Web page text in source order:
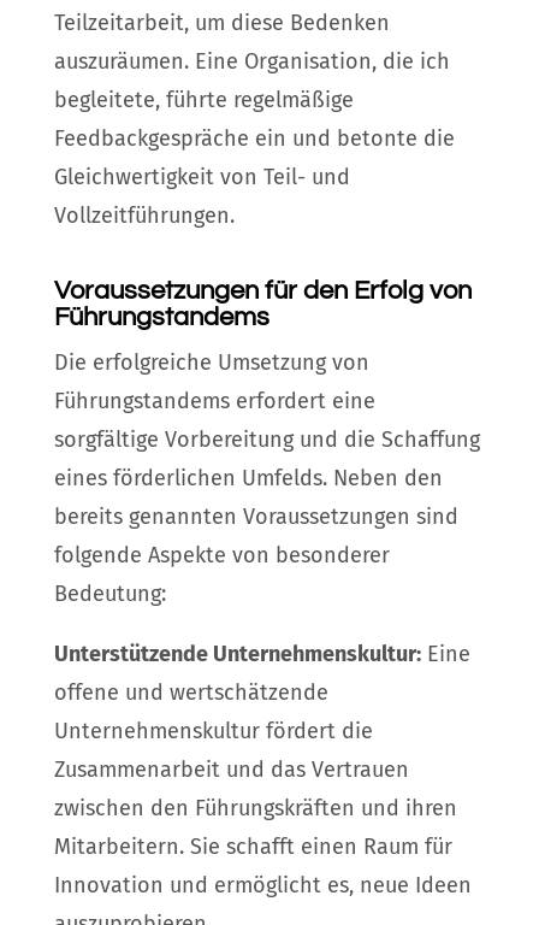
Teilzeitarbeit, um diese Bedenken
auszuräumen. Eine Organisation, die ich
begleitete, führte regelmäßige
Feedbackgespräche ein und betonte die
Gleichwertigkeit von Teil- und
Vollzeitführungen.
Voraussetzungen für den Erfolg von
Führungstandems
Die erfolgreiche Umsetzung von
Führungstandems erfordert eine
sorgfältige Vorbereitung und die Schaffung
eines förderlichen Umfelds. Neben den
bereits genannten Voraussetzungen sind
folgende Aspekte von besonderer
Bedeutung:
Unterstützende Unternehmenskultur:Eine
offene und wertschätzende
Unternehmenskultur fördert die
Zusammenarbeit und das Vertrauen
zwischen den Führungskräften und ihren
Mitarbeitern. Sie schafft einen Raum für
Innovation und ermöglicht es, neue Ideen